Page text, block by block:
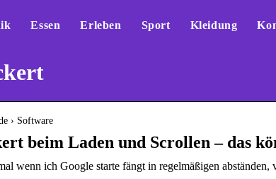
Essen Erleben Sport Kleidung
› Software
beim Laden und Scrollen – das
wenn ich Google starte fängt in regelmäßigen abständen,